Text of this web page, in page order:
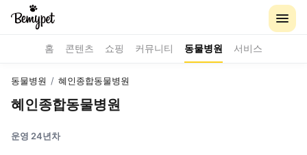
홈 콘텐츠 쇼핑 커뮤니티 동물병원 서비스
동물병원 / 혜인종합동물병원
혜인종합동물병원
운영 24년차